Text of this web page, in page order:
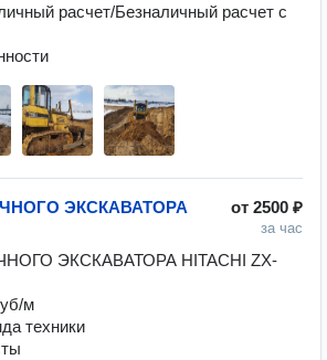
расчет/Безналичный расчет с
от 2500 ₽
за час
ЭКСКАВАТОРА
ЭКСКАВАТОРА HITACHI ZX-
м
техники